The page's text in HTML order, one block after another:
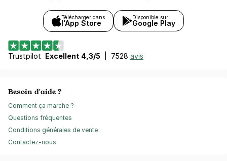
Télécharger dans
l'App Store
Disponible sur
Google Play
Trustpilot Excellent 4,3/5 7528 avis
Besoin d'aide ?
Comment ça marche ?
Questions fréquentes
Conditions générales de vente
Contactez-nous